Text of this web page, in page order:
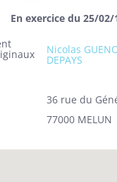
En exercice du 25/
Nicolas
DEPAYS
36 rue du
77000 MELUN